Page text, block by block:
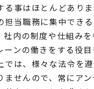
る事はほとんどあり
担当職務に集中でき
社内の制度や仕組み
ーンの働きをする役
では、様々な法令を
ませんので、常にア